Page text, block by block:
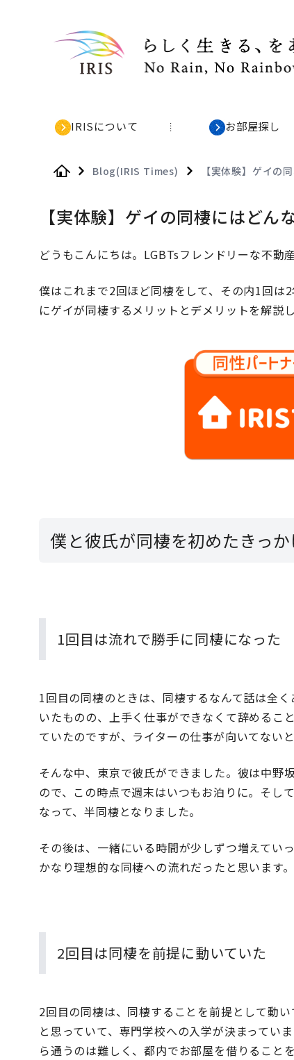
IRISについて お部屋探し
Blog(IRIS Times) 【実体験】ゲイの
【実体験】ゲイの同棲にはどん
どうもこんにちは。LGBTsフレンドリーな不動
僕はこれまで2回ほど同棲をして、その内1回は
にゲイが同棲するメリットとデメリットを解説し
僕と彼氏が同棲を初めたきっか
1回目は流れで勝手に同棲になった
1回目の同棲のときは、同棲するなんて話は全
いたものの、上手く仕事ができなくて辞めるこ
ていたのですが、ライターの仕事が向いてない
そんな中、東京で彼氏ができました。彼は中野
ので、この時点で週末はいつもお泊りに。そし
なって、半同棲となりました。
その後は、一緒にいる時間が少しずつ増えてい
かなり理想的な同棲への流れだったと思います
2回目は同棲を前提に動いていた
2回目の同棲は、同棲することを前提として動
と思っていて、専門学校への入学が決まってい
ら通うのは難しく、都内でお部屋を借りること